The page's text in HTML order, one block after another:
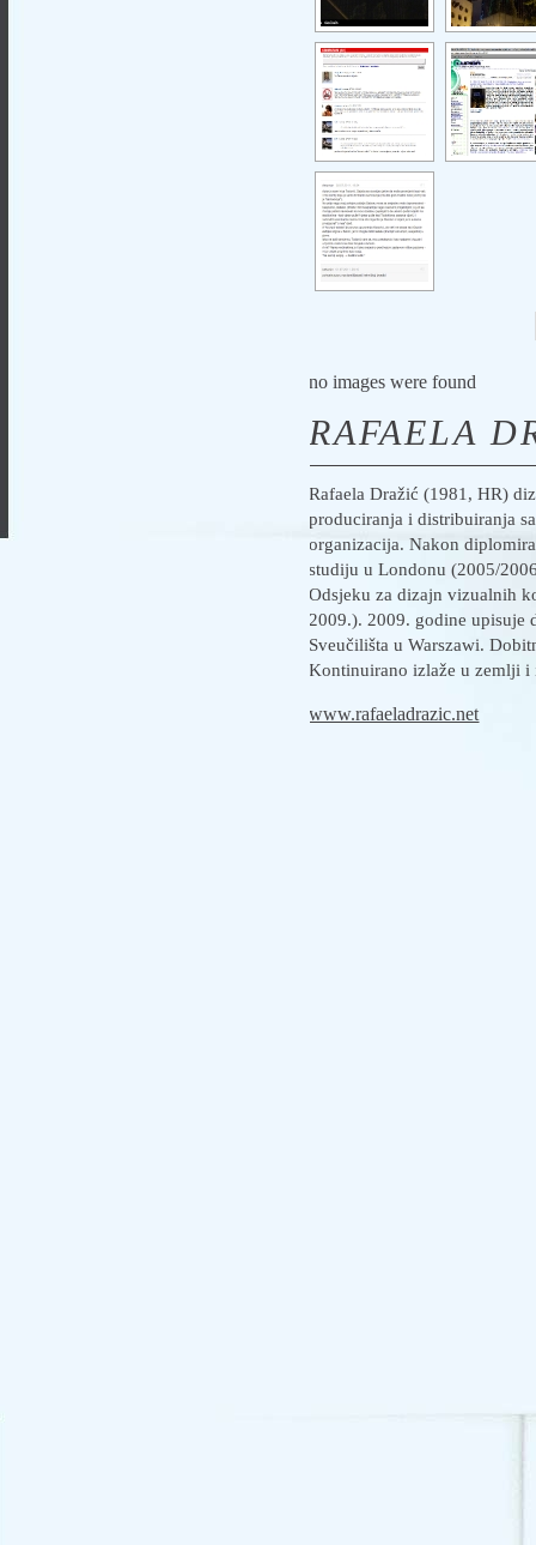
no images were found
RAFAELA
Rafaela Dražić (1981, HR)
produciranja i distribuiranja
organizacija. Nakon
studiju u Londonu (2005/
Odsjeku za dizajn vizualnih
2009.). 2009. godine
Sveučilišta u Warszawi.
Kontinuirano izlaže u zemlji i
www.rafaeladrazic.net